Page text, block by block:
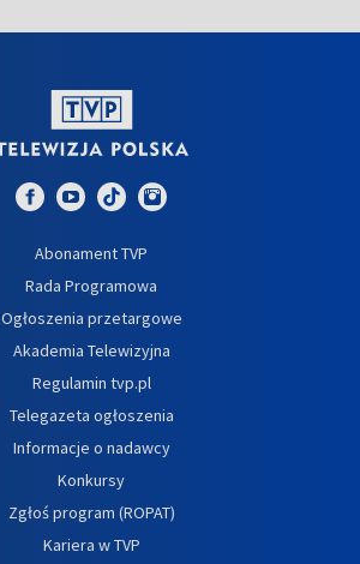
Abonament TVP
Rada Programowa
Ogłoszenia przetargowe
Akademia Telewizyjna
Regulamin tvp.pl
Telegazeta ogłoszenia
Informacje o nadawcy
Konkursy
Zgłoś program (ROPAT)
Kariera w TVP